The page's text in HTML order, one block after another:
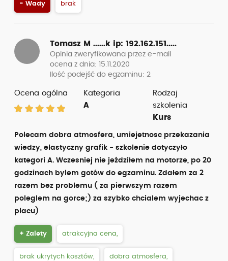
- Wady brak
Tomasz M ......k ip: 192.162.151.....
Opinia zweryfikowana przez e-mail
ocena z dnia: 15.11.2020
Ilość podejść do egzaminu: 2
Ocena ogólna
Kategoria
A
Rodzaj
szkolenia
Kurs
Polecam dobra atmosfera, umiejetnosc przekazania
wiedzy, elastyczny grafik - szkolenie dotyczyło
kategori A. Wczesniej nie jeździłem na motorze, po 20
godzinach bylem gotów do egzaminu. Zdałem za 2
razem bez problemu ( za pierwszym razem
poleglem na gorce;) za szybko chcialem wyjechac z
placu)
+ Zalety atrakcyjna cena,
brak ukrytych kosztów, dobra atmosfera,